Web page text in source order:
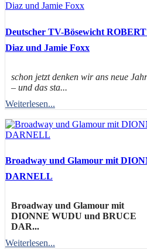
Deutscher TV-Bösewicht
Diaz und Jamie Foxx
schon jetzt denken wir ans neue Jahr
– und das sta...
Weiterlesen...
Broadway und Glamour mit
DARNELL
Broadway und Glamour mit
DIONNE WUDU und BRUCE
DAR...
Weiterlesen...